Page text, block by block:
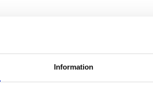
Information
Avviker TruePF från det